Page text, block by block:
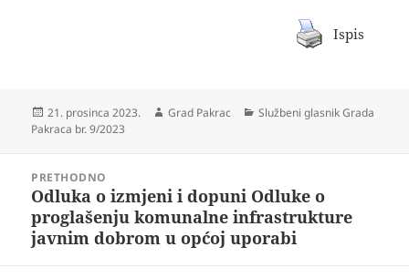
Ispis
Objavljeno
dana
21. prosinca 2023. Autor
Grad Pakrac Kategorije
Službeni glasnik Grada
Pakraca br. 9/2023
objavaPRETHODNO
Prethodna
objava:
Odluka o izmjeni i dopuni Odluke o
proglašenju komunalne infrastrukture
javnim dobrom u općoj uporabi